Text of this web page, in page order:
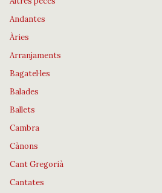
Andantes
Àries
Arranjaments
Bagatel·les
Balades
Ballets
Cambra
Cànons
Cant Gregorià
Cantates